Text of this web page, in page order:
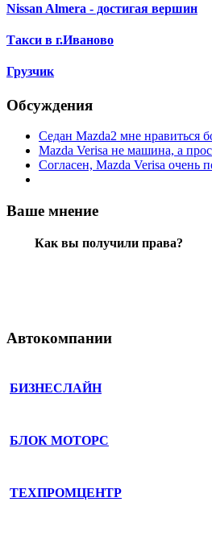
Nissan Almera - достигая вершин
Такси в г.Иваново
Грузчик
Обсуждения
Седан Mazda2 мне нравиться
Mazda Verisa не машина, а
Согласен, Mazda Verisa
Ваше мнение
Как вы получили права?
Автокомпании
БИЗНЕСЛАЙН
БЛОК МОТОРС
ТЕХПРОМЦЕНТР